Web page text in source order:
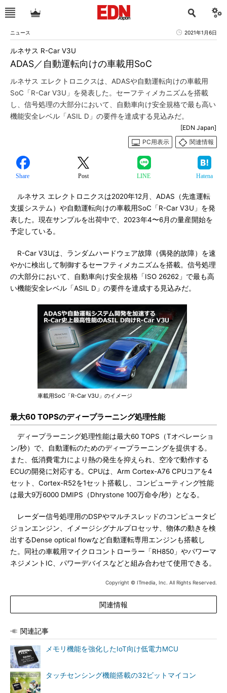
ニュース 2021年1月6日
ADAS／自動運転向けの車載用SoC
ルネサス R-Car V3U
ルネサス エレクトロニクスは、ADASや自動運転向けの車載用
SoC「R-Car V3U」を発表した。セーフティメカニズムを搭載
し、信号処理の大部分において、自動車向け安全規格で最も高い
機能安全レベル「ASIL D」の要件を達成する見込みだ。
[EDN Japan]
PC用表示
関連情報
Share Post LINE Hatena
ルネサス エレクトロニクスは2020年12月、ADAS（先進運転
支援システム）や自動運転向けの車載用SoC「R-Car V3U」を発
表した。現在サンプルを出荷中で、2023年4〜6月の量産開始を
予定している。
R-Car V3Uは、ランダムハードウェア故障（偶発的故障）を速
やかに検出して制御するセーフティメカニズムを搭載。信号処理
の大部分において、自動車向け安全規格「ISO 26262」で最も高
い機能安全レベル「ASIL D」の要件を達成する見込みだ。
車載用SoC「R-Car V3U」のイメージ
最大60 TOPSのディープラーニング処理性能
ディープラーニング処理性能は最大60 TOPS（Tオペレーショ
ン/秒）で、自動運転のためのディープラーニングを提供する。
また、低消費電力により熱の発生を抑えられ、空冷で動作する
ECUの開発に対応する。CPUは、Arm Cortex-A76 CPUコアを4
セット、Cortex-R52を1セット搭載し、コンピューティング性能
は最大9万6000 DMIPS（Dhrystone 100万命令/秒）となる。
レーダー信号処理用のDSPやマルチスレッドのコンピュータビ
ジョンエンジン、イメージシグナルプロセッサ、物体の動きを検
出するDense optical flowなど自動運転専用エンジンも搭載し
た。同社の車載用マイクロコントローラー「RH850」やパワーマ
ネジメントIC、パワーデバイスなどと組み合わせて使用できる。
Copyright © ITmedia, Inc. All Rights Reserved.
関連情報
関連記事
メモリ機能を強化したIoT向け低電力MCU
タッチセンシング機能搭載の32ビットマイコン